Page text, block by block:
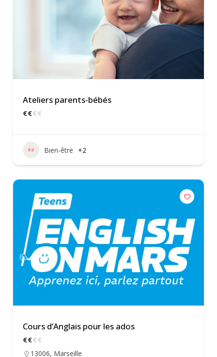
Ateliers parents-bébés
€€€€
Bien-être +2
Cours d’Anglais pour les ados
€€€€
13006, Marseille